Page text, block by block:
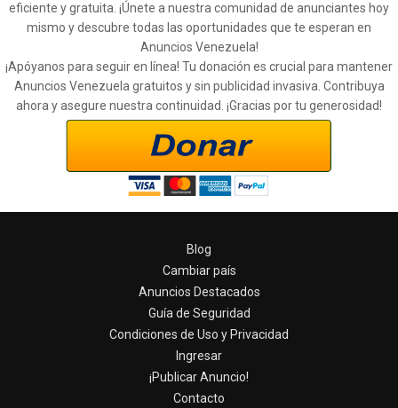
eficiente y gratuita. ¡Únete a nuestra comunidad de anunciantes hoy
mismo y descubre todas las oportunidades que te esperan en
Anuncios Venezuela!
¡Apóyanos para seguir en línea! Tu donación es crucial para mantener
Anuncios Venezuela gratuitos y sin publicidad invasiva. Contribuya
ahora y asegure nuestra continuidad. ¡Gracias por tu generosidad!
Blog
Cambiar país
Anuncios Destacados
Guía de Seguridad
Condiciones de Uso y Privacidad
Ingresar
¡Publicar Anuncio!
Contacto